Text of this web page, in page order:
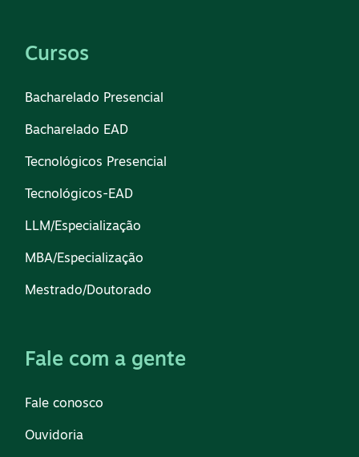
Cursos
Bacharelado Presencial
Bacharelado EAD
Tecnológicos Presencial
Tecnológicos-EAD
LLM/Especialização
MBA/Especialização
Mestrado/Doutorado
Fale com a gente
Fale conosco
Ouvidoria